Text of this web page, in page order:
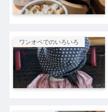
ワンオペでのいろいろ